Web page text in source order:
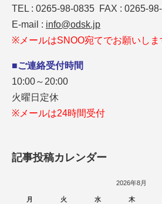
TEL : 0265-98-0835 FAX : 0265-
E-mail : info@odsk.jp
※メールはSNOO宛てでお願いしま
■ご連絡受付時間
10:00～20:00
火曜日定休
※メールは24時間受付
記事投稿カレンダー
2026年8月
月 火 水 木